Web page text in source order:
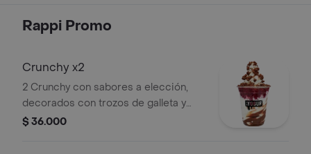
Rappi Promo
Crunchy x2
2 Crunchy con sabores a elección,
decorados con trozos de galleta y
salsa de frutas.
$ 36.000